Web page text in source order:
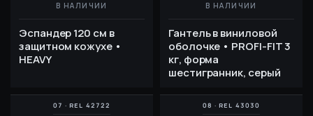
В НАЛИЧИИ
Эспандер 120 см в
защитном кожухе •
HEAVY
В НАЛИЧИИ
Гантель в виниловой
оболочке • PROFI-FIT 3
кг, форма
шестигранник, серый